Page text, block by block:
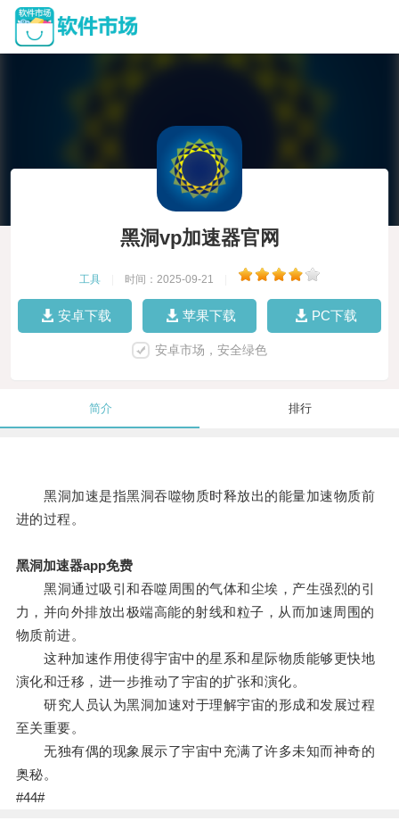
黑洞vp加速器官网
工具 时间：2025-09-21
安卓下载 苹果下载 PC下载
安卓市场，安全绿色
简介 排行
黑洞加速是指黑洞吞噬物质时释放出的能量加速物质前
进的过程。
黑洞加速器app免费
黑洞通过吸引和吞噬周围的气体和尘埃，产生强烈的引
力，并向外排放出极端高能的射线和粒子，从而加速周围的
物质前进。
这种加速作用使得宇宙中的星系和星际物质能够更快地
演化和迁移，进一步推动了宇宙的扩张和演化。
研究人员认为黑洞加速对于理解宇宙的形成和发展过程
至关重要。
无独有偶的现象展示了宇宙中充满了许多未知而神奇的
奥秘。
#44#